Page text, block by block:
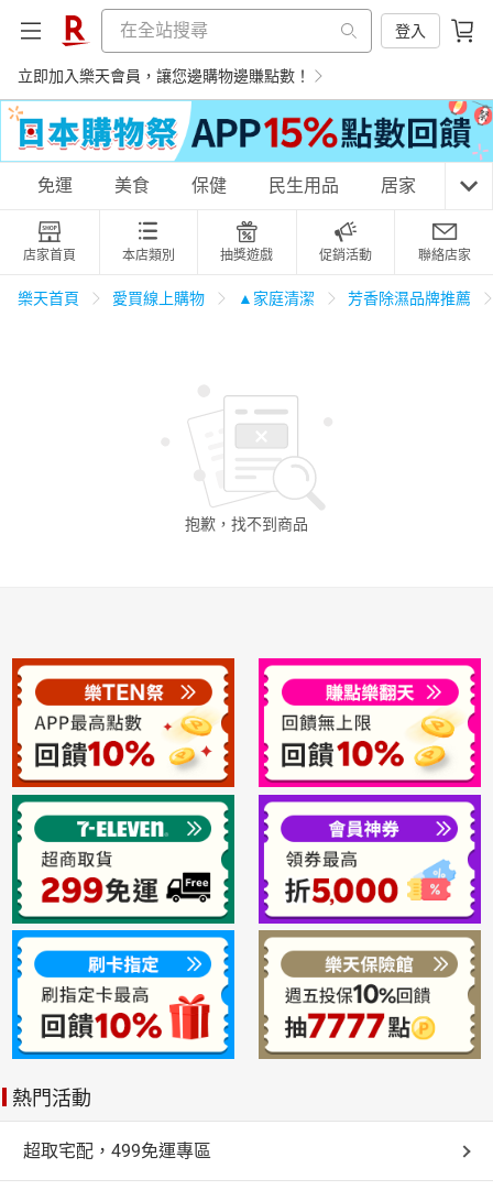
登入
立即加入樂天會員，讓您邊購物邊賺點數！
購物網分類
天天免運 美食蛋糕 養生保健 民生用品
化妝保養
免運 美食 保健 民生用品 居家 3C
店家首頁 本店類別 抽獎遊戲 促銷活動 聯絡店家
樂天首頁 愛買線上購物 ▲家庭清潔 芳香除濕品牌推薦
抱歉，找不到 商品
熱門活動
超取宅配，499免運專區